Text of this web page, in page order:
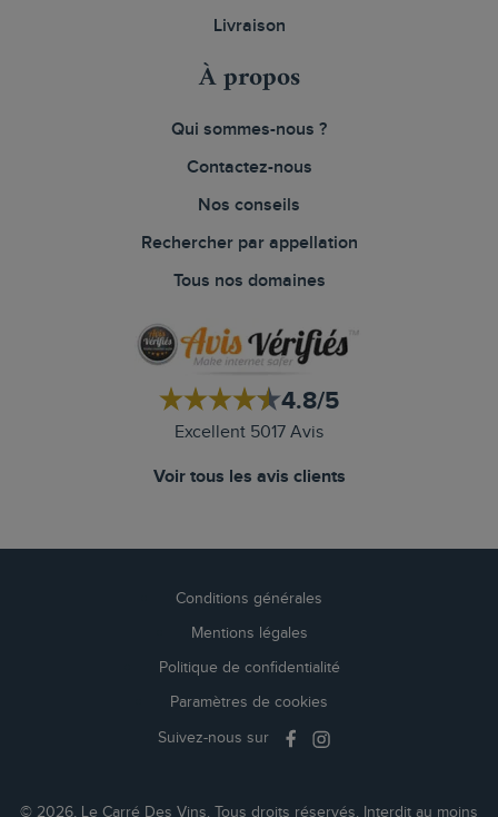
Livraison
À propos
Qui sommes-nous ?
Contactez-nous
Nos conseils
Rechercher par appellation
Tous nos domaines
4.8/5
Excellent 5017 Avis
Voir tous les avis clients
Conditions générales
Mentions légales
Politique de confidentialité
Paramètres de cookies
Suivez-nous sur
© 2026, Le Carré Des Vins. Tous droits réservés. Interdit au moins